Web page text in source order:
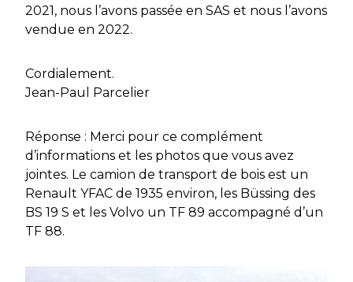
2021, nous l’avons passée en SAS et nous l’avons
vendue en 2022.
Cordialement.
Jean-Paul Parcelier
Réponse : Merci pour ce complément
d’informations et les photos que vous avez
jointes. Le camion de transport de bois est un
Renault YFAC de 1935 environ, les Büssing des
BS 19 S et les Volvo un TF 89 accompagné d’un
TF 88.